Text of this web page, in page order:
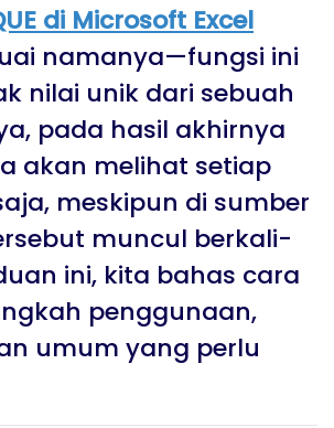
di Microsoft Excel
namanya—fungsi ini
nilai unik dari sebuah
pada hasil akhirnya
akan melihat setiap
meskipun di sumber
muncul berkali-
ini, kita bahas cara
penggunaan,
umum yang perlu